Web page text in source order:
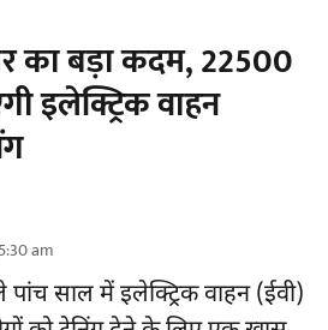
का बड़ा कदम, 22500
इलेक्ट्रिक वाहन
am
साल में इलेक्ट्रिक वाहन (ईवी)